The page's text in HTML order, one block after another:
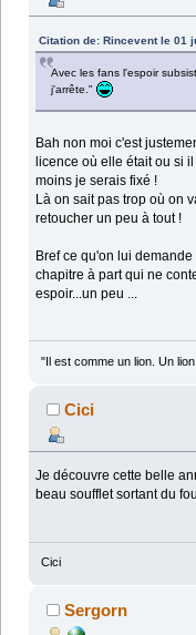
Citation de: Rincevent le 01
Avec les fans l'espoir
j'arrête."
Bah non moi c'est
licence où elle était ou si
moins je serais fixé !
Là on sait pas trop où on
retoucher un peu à tout !
Bref ce qu'on lui
chapitre à part qui ne
espoir...un peu ...
"Il est comme un lion. Un
Cici
Je découvre cette belle
beau soufflet sortant du
Cici
Sergorn